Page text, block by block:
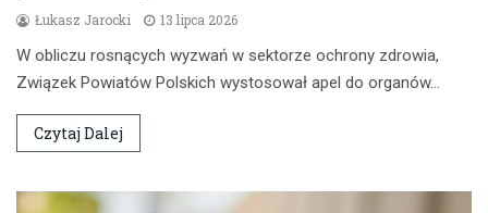
Łukasz Jarocki 13 lipca 2026
W obliczu rosnących wyzwań w sektorze ochrony zdrowia,
Związek Powiatów Polskich wystosował apel do organów…
Czytaj Dalej